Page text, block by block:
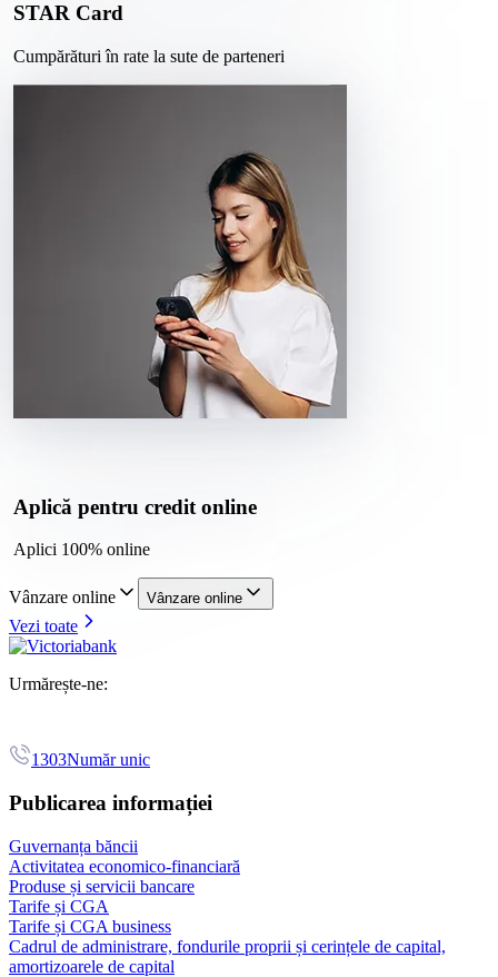
STAR Card
Cumpărături în rate la sute de parteneri
Aplică pentru credit online
Aplici 100% online
Vânzare online Vânzare online
Vezi toate
Urmărește-ne:
1303Număr unic
Publicarea informației
Guvernanța băncii
Activitatea economico-financiară
Produse și servicii bancare
Tarife și CGA
Tarife și CGA business
Cadrul de administrare, fondurile proprii și cerințele de capital,
amortizoarele de capital